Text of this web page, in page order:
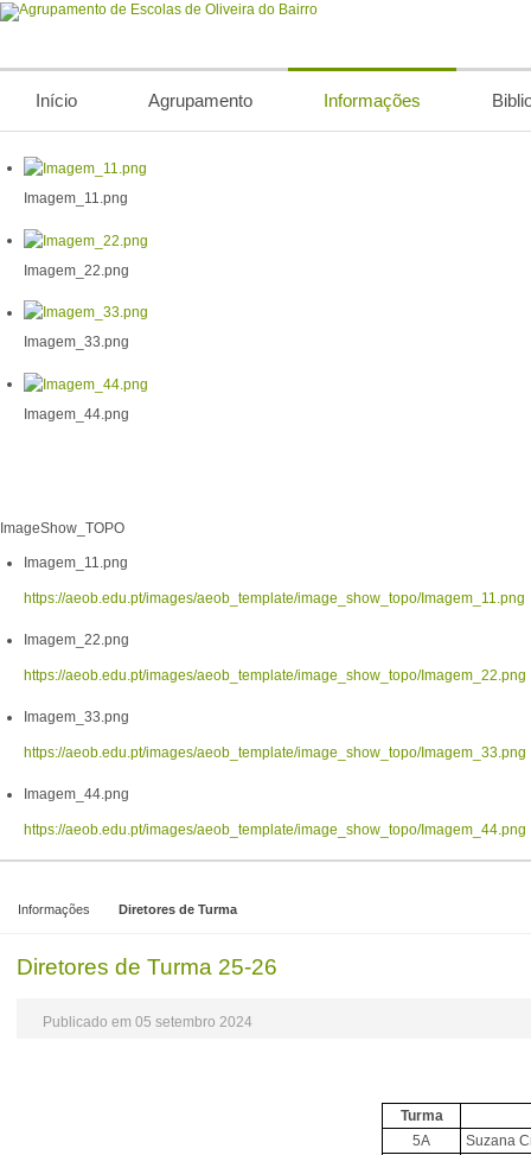
Início Agrupamento Informações
Imagem_11.png
Imagem_22.png
Imagem_33.png
Imagem_44.png
ImageShow_TOPO
Imagem_11.png
https://aeob.edu.pt/images/aeob_template/image_show_topo/Imagem_11.png
Imagem_22.png
https://aeob.edu.pt/images/aeob_template/image_show_topo/Imagem_22.png
Imagem_33.png
https://aeob.edu.pt/images/aeob_template/image_show_topo/Imagem_33.png
Imagem_44.png
https://aeob.edu.pt/images/aeob_template/image_show_topo/Imagem_44.png
Informações Diretores de Turma
Diretores de Turma 25-26
Publicado em 05 setembro 2024
Turma
5A
Suzana